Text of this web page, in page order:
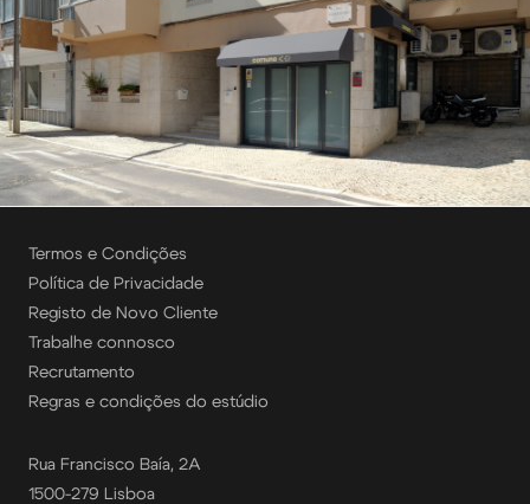
Termos e Condições
Política de Privacidade
Registo de Novo Cliente
Trabalhe connosco
Recrutamento
Regras e condições do estúdio
Rua Francisco Baía, 2A
1500-279 Lisboa